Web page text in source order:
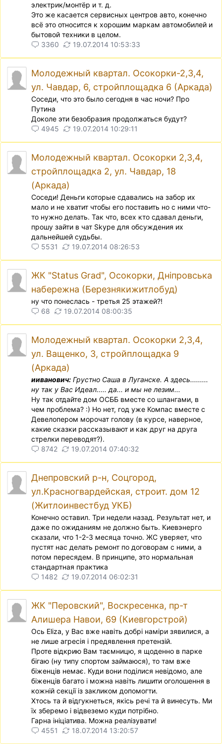
электрик/монтёр и т. д.
Это же касается сервисных центров авто, конечно
всё это относится к хорошим маркам автомобилей и
бытовой техники в целом.
3360
19.07.2014 10:53:33
Молодежный квартал. Осокорки-2,3,4,
ул. Чавдар, 6, стройплощадка 6 (Аркада)
Соседи, что это было сегодня в час ночи? Про
Путина
Доколе эти безобразия продолжаться будут?
4945
19.07.2014 10:29:11
Молодежный квартал. Осокорки 2,3,4,
стройплощадка 2, ул. Чавдар, 18
(Аркада)
Соседи! Деньги которые сдавались на забор их
мало и не хватит чтобы его поставить но с ними что-
то нужно делать. Так что, всех кто сдавал деньги,
прошу зайти в чат Skype для обсуждения их
дальнейшей судьбы.
5531
19.07.2014 08:26:53
ЖК "Status Grad", Осокорки, Дніпровська
набережна (Березнякижитлобуд)
ну что понеслась - третья 25 этажей?!
68
19.07.2014 08:00:35
Молодежный квартал. Осокорки 2,3,4,
ул. Ващенко, 3, стройплощадка 9
(Аркада)
ииванович: Грустно Саша в Луганске. А здесь.........
ну так у Вас Идеал..... да... и мы не лезим...
Ну так отдайте дом ОСББ вместе со шлангами, в
чем проблема? :) Но нет, год уже Компас вместе с
Девелопером морочат голову (в курсе, наверное,
какие сказки рассказывают и как друг на друга
стрелки переводят?).
8742
19.07.2014 07:40:32
Днепровский р-н, Соцгород,
ул.Красногвардейская, строит. дом 12
(Житлоинвестбуд УКБ)
Конечно оставил. Три недели назад. Результат нет, и
даже по ожиданиям не должно быть. Киевэнерго
сказали, что 1-2-3 месяца точно. ЖС уверяет, что
пустят нас делать ремонт по договорам с ними, а
потом пересядем. В принципе, это нормальная
стандартная практика
1482
19.07.2014 06:02:31
ЖК "Перовский", Воскресенка, пр-т
Алишера Навои, 69 (Киевгорстрой)
Ось Eliza, у Вас вже навiть добрi намiри зявилися, а
не лише агресiя i предявлення претензiй.
Проте вiдкрию Вам таємницю, я щоденно в парке
бiгаю (ну типу спортом займаюся), то там вже
бiженцiв немає. Куди вони подiлися невiдомо, але
бiженцiв багато i можна навiть лишити оголошення в
кожнiй секцiї iз закликом допомогти.
Хтось та й вiдгукнеться, якiсь речi та й винесуть. Ми
їх зберемо i вiдвеземо куди потрiбно.
Гарна iнiцiатива. Можна реалiзувати!
4551
18.07.2014 13:20:57